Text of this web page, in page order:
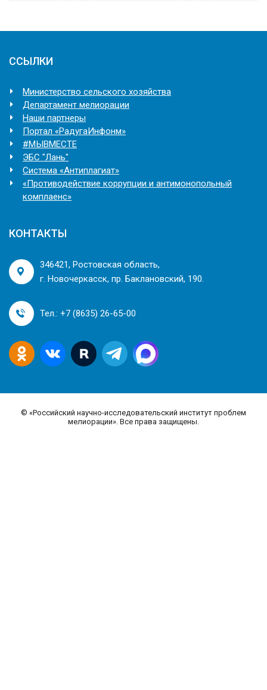
ССЫЛКИ
Министерство сельского хозяйства
Департамент мелиорации
Наши партнеры
Портал «РадугаИнфонм»
#МЫВМЕСТЕ
ЭБС "Лань"
Система «Антиплагиат»
«Противодействие коррупции и антимонопольный
комплаенс»
КОНТАКТЫ
346421, Ростовская область,
г. Новочеркасск, пр. Баклановский, 190.
Тел.: +7 (8635) 26-65-00
© «Российский научно-исследовательский институт проблем
мелиорации». Все права защищены.